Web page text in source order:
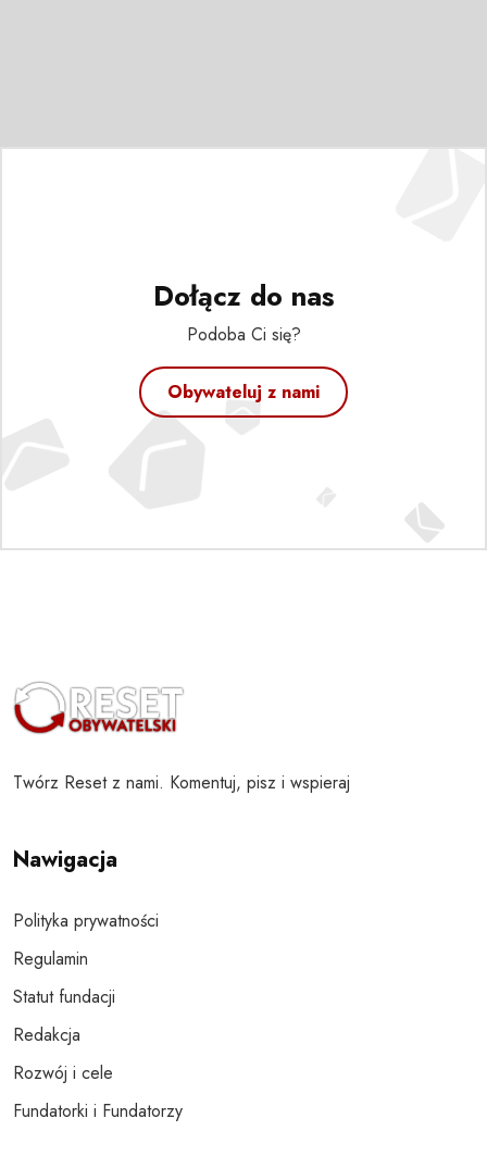
Dołącz do nas
Podoba Ci się?
Obywateluj z nami
Twórz Reset z nami. Komentuj, pisz i wspieraj
Nawigacja
Polityka prywatności
Regulamin
Statut fundacji
Redakcja
Rozwój i cele
Fundatorki i Fundatorzy